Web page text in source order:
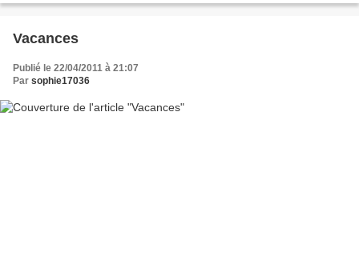
Vacances
Publié le 22/04/2011 à 21:07
Par sophie17036